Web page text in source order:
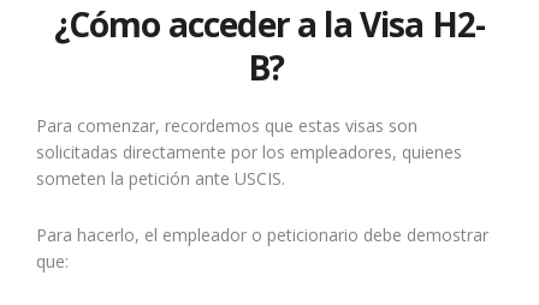
¿Cómo acceder a la Visa H2-
B?
Para comenzar, recordemos que estas visas son
solicitadas directamente por los empleadores, quienes
someten la petición ante USCIS.
Para hacerlo, el empleador o peticionario debe demostrar
que: